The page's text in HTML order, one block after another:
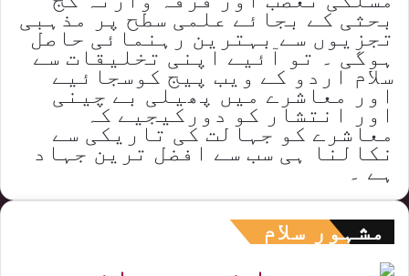
بحثی کے بجائے علمی سطح پر مذہبی
تجزیوں سے بہترین رہنمائی حاصل
ہوگی ۔ تو آئیے اپنی تخلیقات سے
سلام اردو کے ویب پیج کوسجائیے
اور معاشرے میں پھیلی بے چینی
اور انتشار کو دورکیجیے کہ
معاشرے کو جہالت کی تاریکی سے
نکالنا ہی سب سے افضل ترین جہاد
ہے ۔
مشہور سلام